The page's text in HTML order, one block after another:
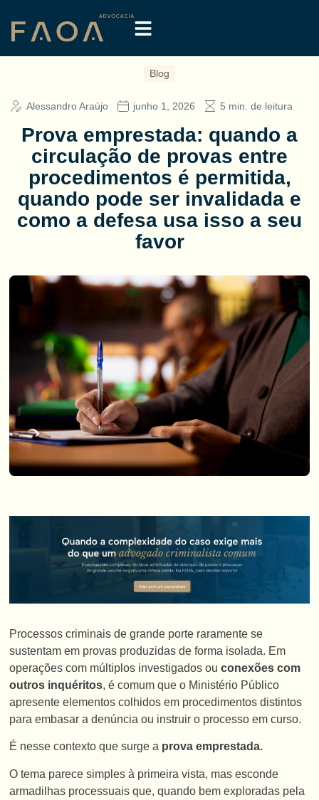
Blog
Alessandro Araújo junho 1, 2026 5 min. de leitura
Prova emprestada: quando a
circulação de provas entre
procedimentos é permitida,
quando pode ser invalidada e
como a defesa usa isso a seu
favor
Processos criminais de grande porte raramente se
sustentam em provas produzidas de forma isolada. Em
operações com múltiplos investigados ou conexões com
outros inquéritos, é comum que o Ministério Público
apresente elementos colhidos em procedimentos distintos
para embasar a denúncia ou instruir o processo em curso.
É nesse contexto que surge a prova emprestada.
O tema parece simples à primeira vista, mas esconde
armadilhas processuais que, quando bem exploradas pela